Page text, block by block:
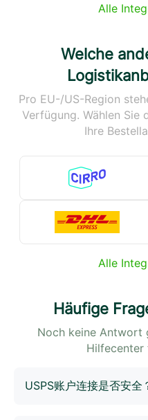
Alle
Welche
Pro EU-/US-Region
Verfügung. Wählen Sie
Ihre
Alle
Häufige
Noch keine Antwort
Hilfecenter
USPS账户连接是否安全